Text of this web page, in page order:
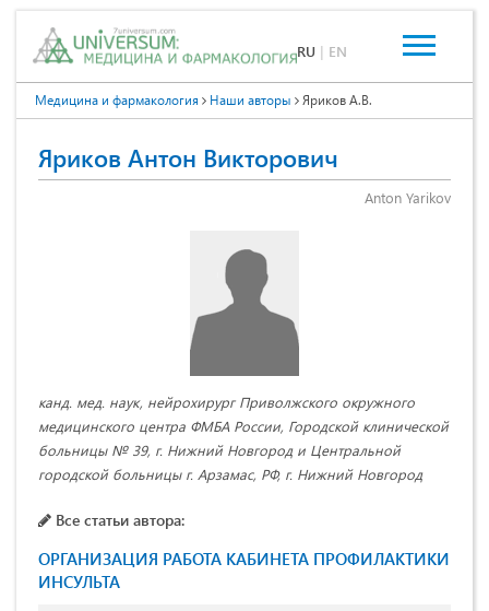
RU | EN
Медицина и фармакология Наши авторы Яриков А.В.
Яриков Антон Викторович
Anton Yarikov
канд. мед. наук, нейрохирург Приволжского окружного
медицинского центра ФМБА России, Городской клинической
больницы № 39, г. Нижний Новгород и Центральной
городской больницы г. Арзамас, РФ, г. Нижний Новгород
Все статьи автора:
ОРГАНИЗАЦИЯ РАБОТА КАБИНЕТА ПРОФИЛАКТИКИ
ИНСУЛЬТА